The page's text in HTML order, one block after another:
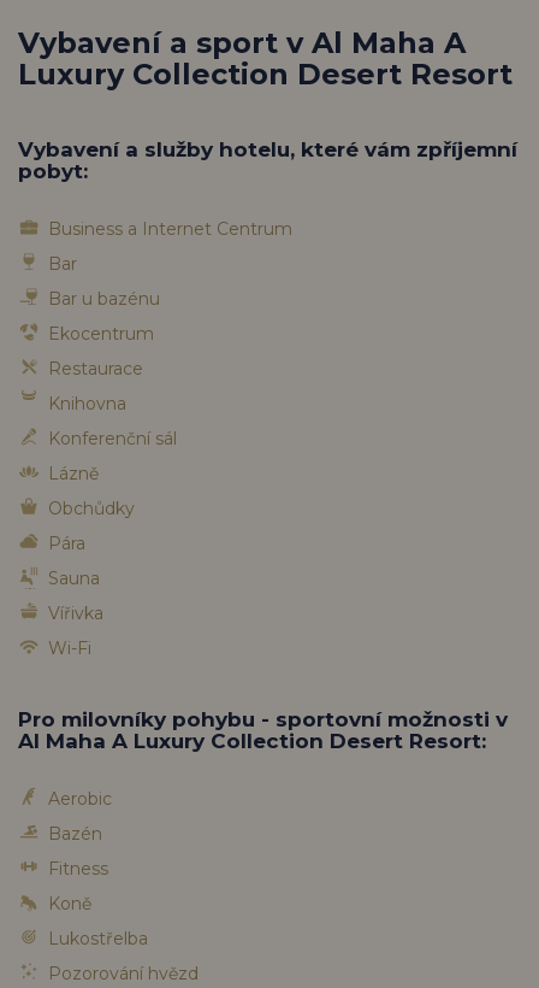
Vybavení a sport v Al Maha A
Luxury Collection Desert Resort
Vybavení a služby hotelu, které vám zpříjemní
pobyt:
Business a Internet Centrum
Bar
Bar u bazénu
Ekocentrum
Restaurace
Knihovna
Konferenční sál
Lázně
Obchůdky
Pára
Sauna
Vířivka
Wi-Fi
Pro milovníky pohybu - sportovní možnosti v
Al Maha A Luxury Collection Desert Resort:
Aerobic
Bazén
Fitness
Koně
Lukostřelba
Pozorování hvězd